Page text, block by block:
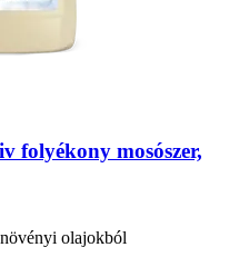
folyékony mosószer,
olajokból